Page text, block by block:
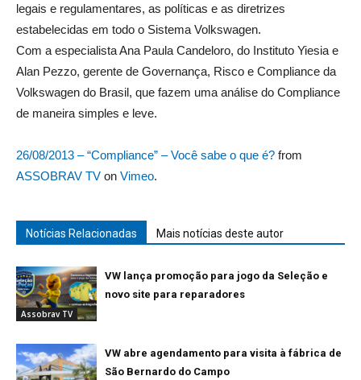
legais e regulamentares, as políticas e as diretrizes
estabelecidas em todo o Sistema Volkswagen.
Com a especialista Ana Paula Candeloro, do Instituto Yiesia e
Alan Pezzo, gerente de Governança, Risco e Compliance da
Volkswagen do Brasil, que fazem uma análise do Compliance
de maneira simples e leve.
26/08/2013 – “Compliance” – Você sabe o que é? from
ASSOBRAV TV on Vimeo.
Notícias Relacionadas Mais notícias deste autor
Assobrav TV
VW lança promoção para jogo da Seleção e
novo site para reparadores
VW abre agendamento para visita à fábrica de
São Bernardo do Campo